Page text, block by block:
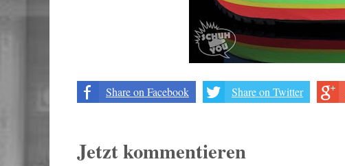
Share on Facebook Share on Twitter
Jetzt kommentieren